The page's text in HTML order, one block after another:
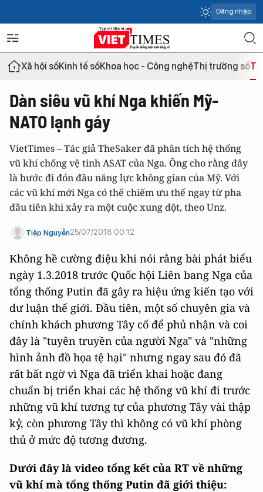
Đăng nhập
Xã hội sốKinh tế sốKhoa học - Công nghệThị trường số
Dàn siêu vũ khí Nga khiến Mỹ-
NATO lạnh gáy
VietTimes – Tác giả TheSaker đã phân tích hệ thống
vũ khí chống vệ tinh ASAT của Nga. Ông cho rằng đây
là bước đi đón đầu năng lực không gian của Mỹ. Với
các vũ khí mới Nga có thể chiếm ưu thế ngay từ pha
đầu tiên khi xảy ra một cuộc xung đột, theo Unz.
Tiệp Nguyễn25/07/2018 00:12
Không hề cường điệu khi nói rằng bài phát biểu
ngày 1.3.2018 trước Quốc hội Liên bang Nga của
tổng thống Putin đã gây ra hiệu ứng kiến tạo với
dư luận thế giới. Đầu tiên, một số chuyên gia và
chính khách phương Tây cố để phủ nhận và coi
đây là "tuyên truyền của người Nga" và "những
hình ảnh đồ họa tệ hại" nhưng ngay sau đó đã
rất bất ngờ vì Nga đã triển khai hoặc đang
chuẩn bị triển khai các hệ thống vũ khí đi trước
những vũ khí tương tự của phương Tây vài thập
kỷ, còn phương Tây thì không có vũ khí phòng
thủ ở mức độ tương đương.
Dưới đây là video tổng kết của RT về những
vũ khí mà tổng thống Putin đã giới thiệu: